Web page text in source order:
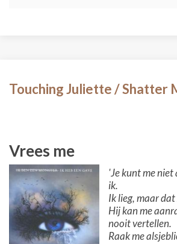
Touching Juliette / Shatter
Vrees me
'Je kunt me
ik.
Ik lieg, maar dat
Hij kan me
nooit vertellen.
Raak me